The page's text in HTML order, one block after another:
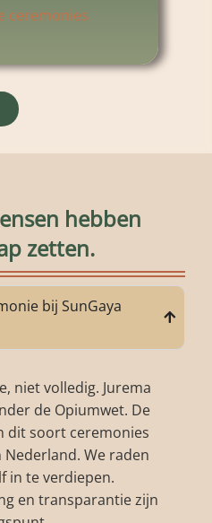
ceremonies
hebben
zetten.
bij SunGaya
niet volledig. Jurema
de Opiumwet. De
dit soort ceremonies
We raden
in te verdiepen.
en transparantie zijn